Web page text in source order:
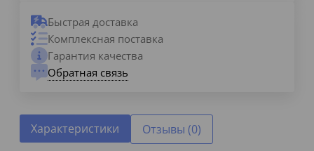
Быстрая доставка
Комплексная поставка
Гарантия качества
Обратная связь
Характеристики Отзывы (0)